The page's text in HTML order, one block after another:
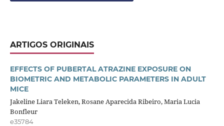
ARTIGOS ORIGINAIS
EFFECTS OF PUBERTAL ATRAZINE EXPOSURE ON
BIOMETRIC AND METABOLIC PARAMETERS IN ADULT
MICE
Jakeline Liara Teleken, Rosane Aparecida Ribeiro, Maria Lucia
Bonfleur
e35784